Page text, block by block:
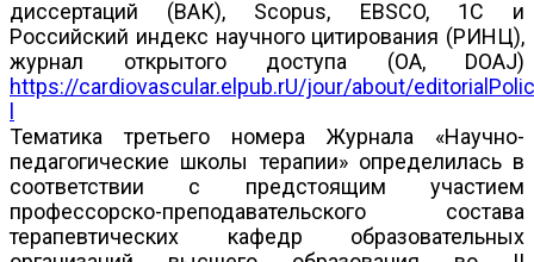
диссертаций (ВАК), Scopus, EBSCO, 1C и
Российский индекс научного цитирования (РИНЦ),
журнал открытого доступа (ОА, DOAJ)
https://cardiovascular.elpub.rU/jour/about/
l
Тематика третьего номера Журнала «Научно-
педагогические школы терапии» определилась в
соответствии с предстоящим участием
профессорско-преподавательского состава
терапевтических кафедр образовательных